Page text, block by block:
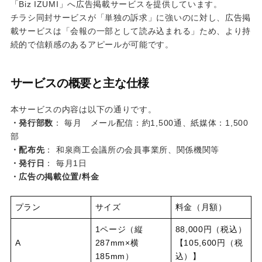
「Biz IZUMI」へ広告掲載サービスを提供しています。
チラシ同封サービスが「単独の訴求」に強いのに対し、広告掲
載サービスは「会報の一部として読み込まれる」ため、より持
続的で信頼感のあるアピールが可能です。
サービスの概要と主な仕様
本サービスの内容は以下の通りです。
・発行部数 ： 毎月 メール配信：約1,500通、紙媒体：1,500
部
・配布先： 和泉商工会議所の会員事業所、関係機関等
・発行日 ： 毎月1日
・広告の掲載位置/料金
プラン サイズ 料金（月額）
A
1ページ（縦
287mm×横
185mm）
88,000円（税込）
【105,600円（税
込）】